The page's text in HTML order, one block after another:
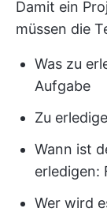
Damit ein
müssen die
Was zu
Aufgabe
Zu
Wann ist
erledigen:
Wer wird